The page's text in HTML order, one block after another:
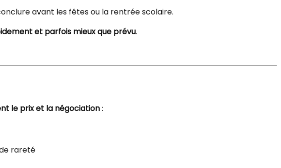
avant les fêtes ou la rentrée scolaire.
et parfois mieux que prévu.
le prix et la négociation:
rareté